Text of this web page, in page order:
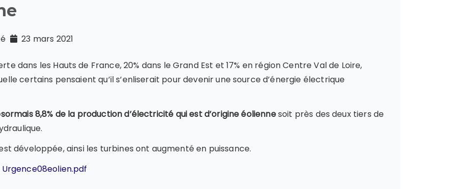
23 mars 2021
dans les Hauts de France, 20% dans le Grand Est et 17% en région Centre Val de Loire,
certains pensaient qu’il s’enliserait pour devenir une source d’énergie électrique
8,8% de la production d’électricité qui est d’origine éoliennesoit près des deux tiers de
développée, ainsi les turbines ont augmenté en puissance.
Urgence08eolien.pdf